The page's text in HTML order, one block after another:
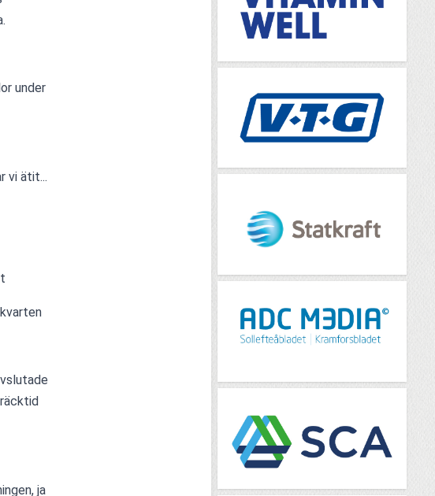
under
vi ätit...
ja